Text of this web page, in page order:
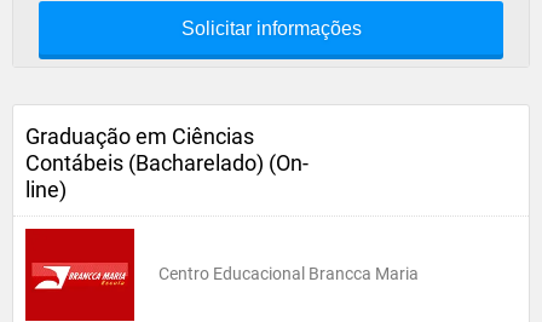
Solicitar informações
Graduação em Ciências
Contábeis (Bacharelado) (On-
line)
Centro Educacional Brancca Maria